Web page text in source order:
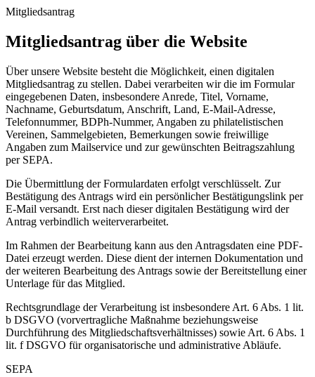
Mitgliedsantrag
Mitgliedsantrag über die Website
Über unsere Website besteht die Möglichkeit, einen digitalen
Mitgliedsantrag zu stellen. Dabei verarbeiten wir die im Formular
eingegebenen Daten, insbesondere Anrede, Titel, Vorname,
Nachname, Geburtsdatum, Anschrift, Land, E-Mail-Adresse,
Telefonnummer, BDPh-Nummer, Angaben zu philatelistischen
Vereinen, Sammelgebieten, Bemerkungen sowie freiwillige
Angaben zum Mailservice und zur gewünschten Beitragszahlung
per SEPA.
Die Übermittlung der Formulardaten erfolgt verschlüsselt. Zur
Bestätigung des Antrags wird ein persönlicher Bestätigungslink per
E-Mail versandt. Erst nach dieser digitalen Bestätigung wird der
Antrag verbindlich weiterverarbeitet.
Im Rahmen der Bearbeitung kann aus den Antragsdaten eine PDF-
Datei erzeugt werden. Diese dient der internen Dokumentation und
der weiteren Bearbeitung des Antrags sowie der Bereitstellung einer
Unterlage für das Mitglied.
Rechtsgrundlage der Verarbeitung ist insbesondere Art. 6 Abs. 1 lit.
b DSGVO (vorvertragliche Maßnahme beziehungsweise
Durchführung des Mitgliedschaftsverhältnisses) sowie Art. 6 Abs. 1
lit. f DSGVO für organisatorische und administrative Abläufe.
SEPA